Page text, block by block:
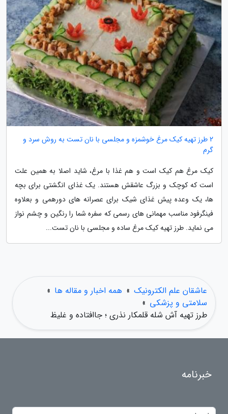
2 طرز تهیه کیک مرغ خوشمزه و مجلسی با نان تست به روش سرد و
گرم
کیک مرغ هم کیک است و هم غذا با مرغ، شاید اصلا به همین علت
است که کوچک و بزرگ عاشقش هستند. یک غذای انگشتی برای بچه
ها، یک وعده پیش غذای شیک برای عصرانه های دورهمی و بعلاوه
فینگرفود مناسب مهمانی های رسمی که سفره شما را رنگین و چشم نواز
می نماید. طرز تهیه کیک مرغ ساده و مجلسی با نان تست...
عاشقان علم الکترونیک » همه اخبار و مقاله ها »
سلامتی و پزشکی »
طرز تهیه آش شله قلمکار نذری ؛ جاافتاده و غلیظ
خبرنامه